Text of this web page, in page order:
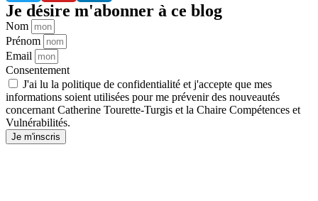
Je désire m'abonner à ce blog
Nom
Prénom
Email
Consentement
J'ai lu la politique de confidentialité et j'accepte que mes
informations soient utilisées pour me prévenir des nouveautés
concernant Catherine Tourette-Turgis et la Chaire Compétences et
Vulnérabilités.
Je m'inscris